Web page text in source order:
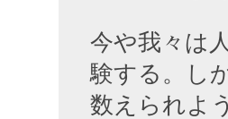
今や我々は
験する。し
数えられよ